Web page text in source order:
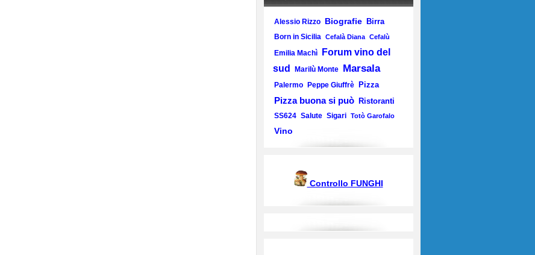
Alessio Rizzo Biografie Birra
Born in Sicilia Cefalà Diana Cefalù
Emilia Machì
Forum vino del
sud
Marilù Monte Marsala
Palermo Peppe Giuffrè Pizza
Pizza buona si può Ristoranti
SS624 Salute Sigari Totò Garofalo
Vino
Controllo FUNGHI